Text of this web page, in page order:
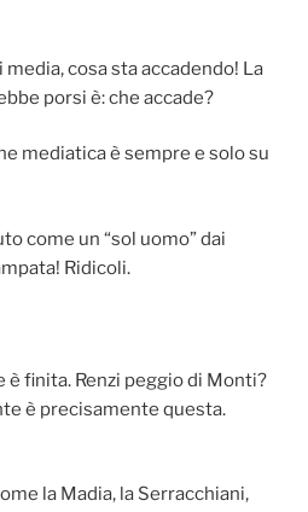
cosa sta accadendo! La
porsi è: che accade?
mediatica è sempre e solo su
come un “sol uomo” dai
Ridicoli.
è finita. Renzi peggio di Monti?
è precisamente questa.
la Madia, la Serracchiani,